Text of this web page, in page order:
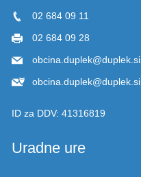
02 684 09 11
02 684 09 28
obcina.duplek@duplek.si
obcina.duplek@duplek.si
ID za DDV: 41316819
Uradne ure